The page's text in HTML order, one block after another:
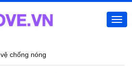
chống nóng